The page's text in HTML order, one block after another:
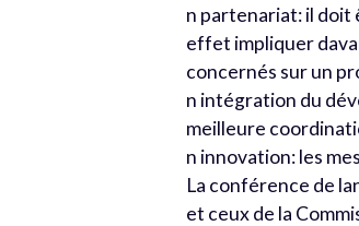
n partenariat: il doit
effet impliquer
concernés sur un
n intégration du
meilleure
n innovation: les
La conférence de
et ceux de la